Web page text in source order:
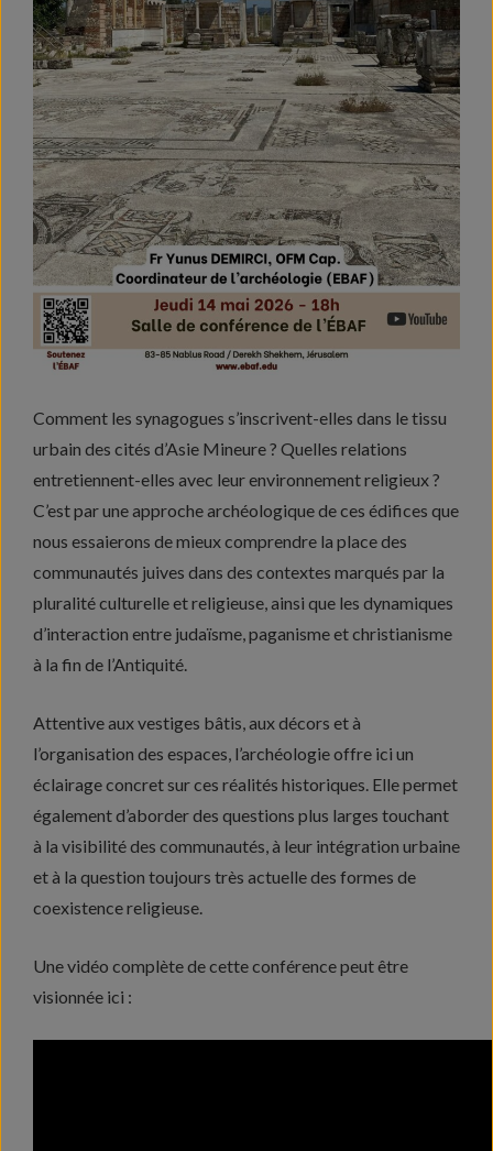
Comment les synagogues s’inscrivent-elles dans le tissu
urbain des cités d’Asie Mineure ? Quelles relations
entretiennent-elles avec leur environnement religieux ?
C’est par une approche archéologique de ces édifices que
nous essaierons de mieux comprendre la place des
communautés juives dans des contextes marqués par la
pluralité culturelle et religieuse, ainsi que les dynamiques
d’interaction entre judaïsme, paganisme et christianisme
à la fin de l’Antiquité.
Attentive aux vestiges bâtis, aux décors et à
l’organisation des espaces, l’archéologie offre ici un
éclairage concret sur ces réalités historiques. Elle permet
également d’aborder des questions plus larges touchant
à la visibilité des communautés, à leur intégration urbaine
et à la question toujours très actuelle des formes de
coexistence religieuse.
Une vidéo complète de cette conférence peut être
visionnée ici :